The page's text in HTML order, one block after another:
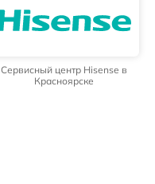
Сервисный центр Hisense в
Красноярске